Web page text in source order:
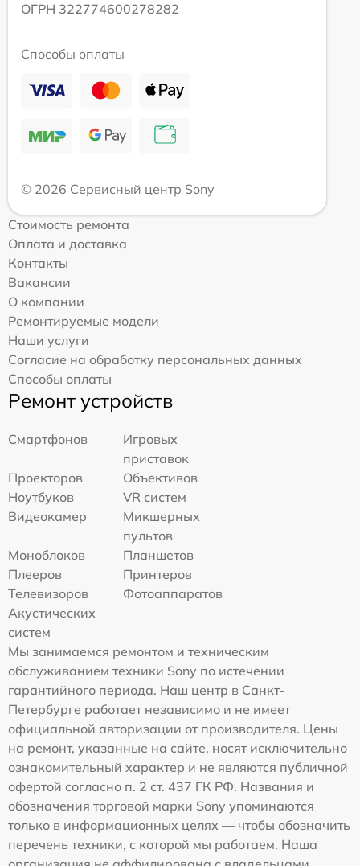
ОГРН 322774600278282
Способы оплаты
© 2026 Сервисный центр Sony
Стоимость ремонта
Оплата и доставка
Контакты
Вакансии
О компании
Ремонтируемые модели
Наши услуги
Согласие на обработку персональных данных
Способы оплаты
Ремонт устройств
Смартфонов
Игровых
приставок
Проекторов
Объективов
Ноутбуков
VR систем
Видеокамер
Микшерных
пультов
Моноблоков
Планшетов
Плееров
Принтеров
Телевизоров
Фотоаппаратов
Акустических
систем
Мы занимаемся ремонтом и техническим
обслуживанием техники Sony по истечении
гарантийного периода. Наш центр в Санкт-
Петербурге работает независимо и не имеет
официальной авторизации от производителя. Цены
на ремонт, указанные на сайте, носят исключительно
ознакомительный характер и не являются публичной
офертой согласно п. 2 ст. 437 ГК РФ. Названия и
обозначения торговой марки Sony упоминаются
только в информационных целях — чтобы обозначить
перечень техники, с которой мы работаем. Наша